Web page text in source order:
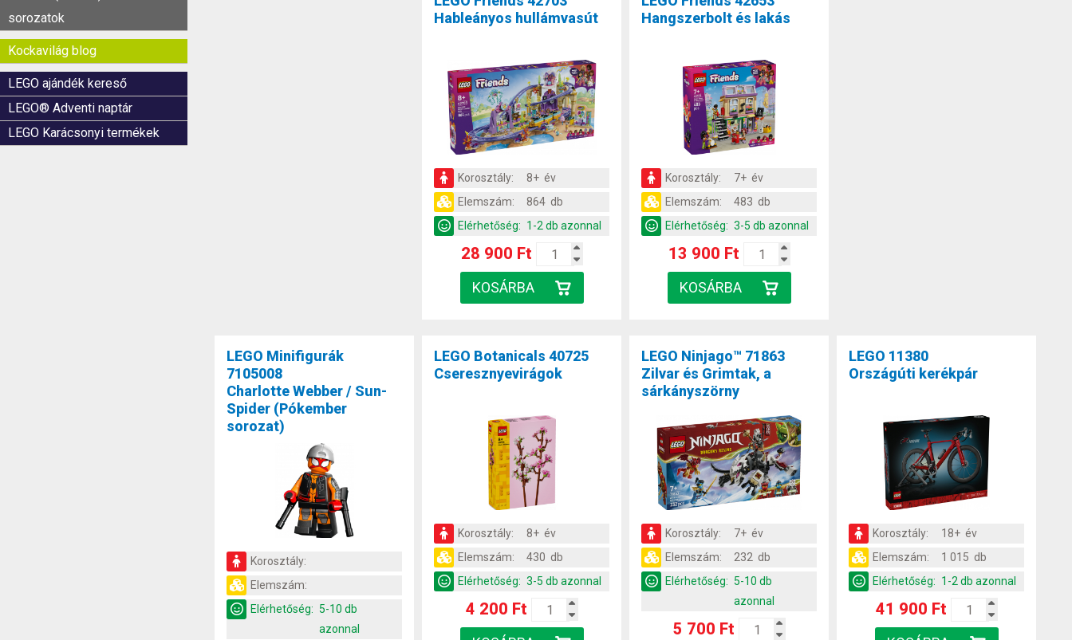
sorozatok
Kockavilág blog
LEGO ajándék kereső
LEGO® Adventi naptár
LEGO Karácsonyi termékek
Hableányos hullámvasút
Korosztály:
8+ év
Elemszám:
864 db
Elérhetőség: 1-2 db azonnal
28 900 Ft
Hangszerbolt és lakás
Korosztály:
7+ év
Elemszám:
483 db
Elérhetőség: 3-5 db azonnal
13 900 Ft
LEGO Minifigurák
7105008
Charlotte Webber / Sun-
Spider (Pókember
sorozat)
Korosztály:
Elemszám:
Elérhetőség: 5-10 db
azonnal
LEGO Botanicals 40725
Cseresznyevirágok
Korosztály:
8+ év
Elemszám:
430 db
Elérhetőség: 3-5 db azonnal
4 200 Ft
LEGO Ninjago™ 71863
Zilvar és Grimtak, a
sárkányszörny
Korosztály:
7+ év
Elemszám:
232 db
Elérhetőség: 5-10 db
azonnal
5 700 Ft
LEGO 11380
Országúti kerékpár
Korosztály:
18+ év
Elemszám:
1 015 db
Elérhetőség: 1-2 db azonnal
41 900 Ft